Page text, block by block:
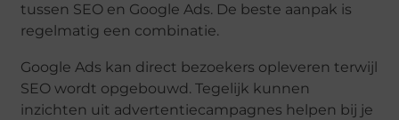
tussen SEO en Google Ads. De beste aanpak is
regelmatig een combinatie.
Google Ads kan direct bezoekers opleveren terwijl
SEO wordt opgebouwd. Tegelijk kunnen
inzichten uit advertentiecampagnes helpen bij je